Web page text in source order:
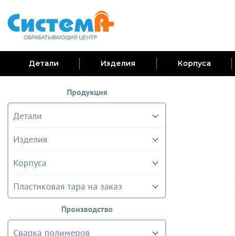
Детали Изделия Корпуса
Продукция
Детали
Изделия
Корпуса
Пластиковая тара на заказ
Производство
Сварка полимеров